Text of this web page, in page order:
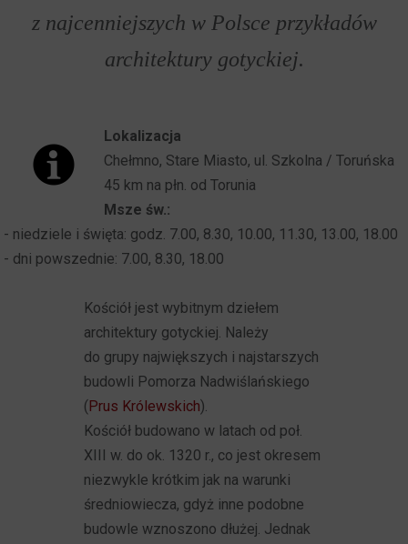
z najcenniejszych w Polsce przykładów
architektury gotyckiej.
Lokalizacja
Chełmno, Stare Miasto, ul. Szkolna / Toruńska
45 km na płn. od Torunia
Msze św.:
- niedziele i święta: godz. 7.00, 8.30, 10.00, 11.30, 13.00, 18.00
- dni powszednie: 7.00, 8.30, 18.00
Kościół jest wybitnym dziełem
architektury gotyckiej. Należy
do grupy największych i najstarszych
budowli Pomorza Nadwiślańskiego
( Prus Królewskich).
Kościół budowano w latach od poł.
XIII w. do ok. 1320 r., co jest okresem
niezwykle krótkim jak na warunki
średniowiecza, gdyż inne podobne
budowle wznoszono dłużej. Jednak